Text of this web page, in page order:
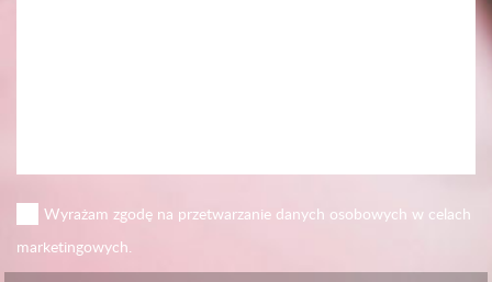
Wyrażam zgodę na przetwarzanie danych osobowych w celach
marketingowych.